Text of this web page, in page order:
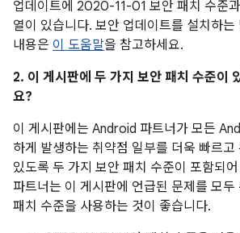
업데이트에 2020-11-01 보안 패치 수준
열이 있습니다. 보안 업데이트를 설치하
내용은 이 도움말을 참고하세요.
2. 이 게시판에 두 가지 보안 패치 수준이
요?
이 게시판에는 Android 파트너가 모든
하게 발생하는 취약점 일부를 더욱 빠르고
있도록 두 가지 보안 패치 수준이 포함되
파트너는 이 게시판에 언급된 문제를 모
패치 수준을 사용하는 것이 좋습니다.